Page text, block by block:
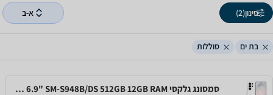
סינון(2) א-ב
בת ים סוללות
סמסונג גלקסי Samsung Galaxy S26 Ultra 6.9" SM-S948B/DS 512GB 12GB RAM